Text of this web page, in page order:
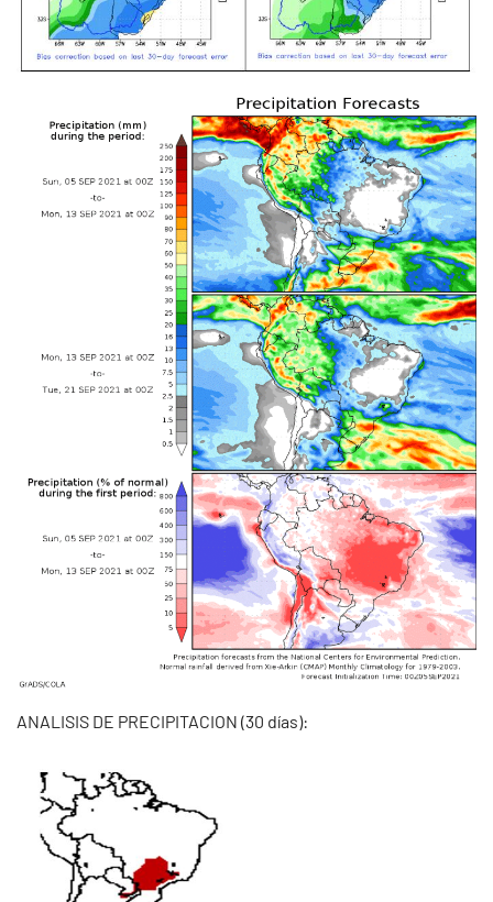
ANALISIS DE PRECIPITACION (30 días):